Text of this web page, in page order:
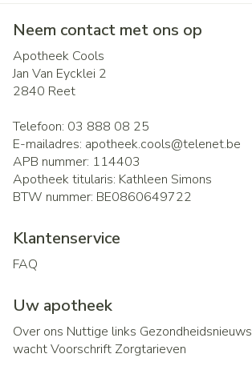
Neem contact met ons op
Apotheek Cools
Jan Van Eycklei 2
2840 Reet
Telefoon: 03 888 08 25
E-mailadres: apotheek.cools@telenet.be
APB nummer: 114403
Apotheek titularis: Kathleen Simons
BTW nummer: BE0860649722
Klantenservice
FAQ
Uw apotheek
Over ons Nuttige links Gezondheidsnieuws
wachtVoorschrift Zorgtarieven